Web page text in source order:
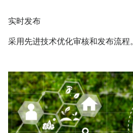
实时发布
采用先进技术优化审核和发布流程。